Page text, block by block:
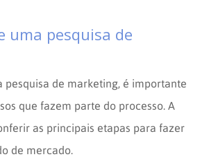
uma pesquisa de
pesquisa de marketing, é importante
que fazem parte do processo. A
as principais etapas para fazer
de mercado.